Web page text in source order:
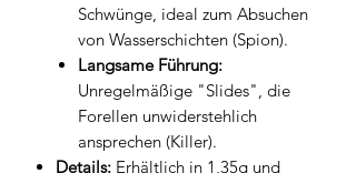
Schwünge, ideal zum Absuchen
von Wasserschichten (Spion).
Langsame Führung:
Unregelmäßige "Slides", die
Forellen unwiderstehlich
ansprechen (Killer).
Details: Erhältlich in 1,35g und